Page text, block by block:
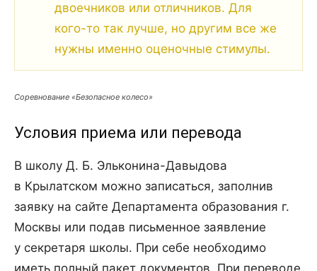
двоечников или отличников. Для
кого-то так лучше, но другим все же
нужны именно оценочные стимулы.
Соревнование «Безопасное колесо»
Условия приема или перевода
В школу Д. Б. Эльконина-Давыдова
в Крылатском можно записаться, заполнив
заявку на сайте Департамента образования г.
Москвы или подав письменное заявление
у секретаря школы. При себе необходимо
иметь полный пакет документов. При переводе